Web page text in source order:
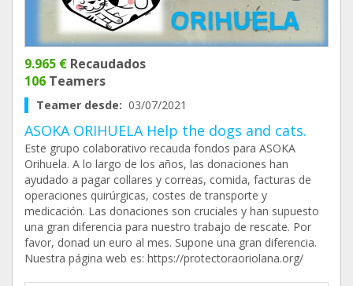
9.965 € Recaudados
106 Teamers
Teamer desde: 03/07/2021
ASOKA ORIHUELA Help the dogs and cats.
Este grupo colaborativo recauda fondos para ASOKA
Orihuela. A lo largo de los años, las donaciones han
ayudado a pagar collares y correas, comida, facturas de
operaciones quirúrgicas, costes de transporte y
medicación. Las donaciones son cruciales y han supuesto
una gran diferencia para nuestro trabajo de rescate. Por
favor, donad un euro al mes. Supone una gran diferencia.
Nuestra página web es: https://protectoraoriolana.org/